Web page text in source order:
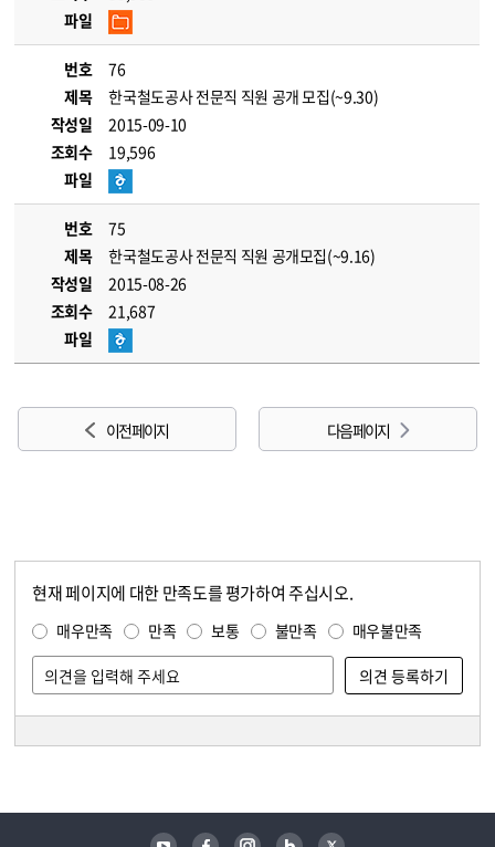
파일
번호
76
제목
한국철도공사 전문직 직원 공개 모집(~9.30)
작성일
2015-09-10
조회수
19,596
파일
번호
75
제목
한국철도공사 전문직 직원 공개모집(~9.16)
작성일
2015-08-26
조회수
21,687
파일
이전 페이지 다음 페이지
현재 페이지에 대한 만족도를 평가하여 주십시오.
매우만족 만족 보통 불만족 매우불만족
유튜브 페이스북 인스타그램 블로그 트위터